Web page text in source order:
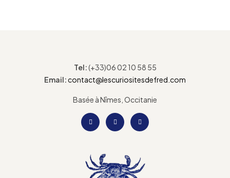
Tel:(+33)06 02 10 58 55
Email:contact@lescuriositesdefred.com
Basée à Nîmes, Occitanie